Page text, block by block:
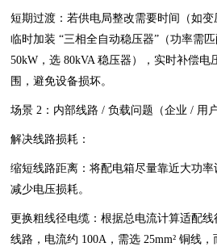
短期过渡：若供电局整改需要时间（如
临时加装 “三相全自动稳压器”（功率需
50kW，选 80kVA 稳压器），实时补偿电
围，避免设备损坏。
场景 2：内部线路 / 负载问题（企业 / 用
解决线路损耗：
缩短线路距离：将配电箱尽量靠近大功率
减少电压损耗。
更换粗线径电缆：根据总电流计算适配
线路，电流约 100A，需选 25mm² 铜线，